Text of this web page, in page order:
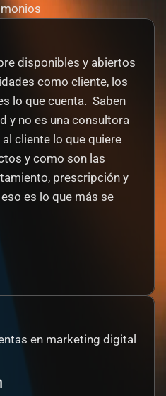
disponibles y abiertos
como cliente, los
lo que cuenta.  Saben
y no es una consultora
cliente lo que quiere
y como son las
prescripción y
es lo que más se
en marketing digital